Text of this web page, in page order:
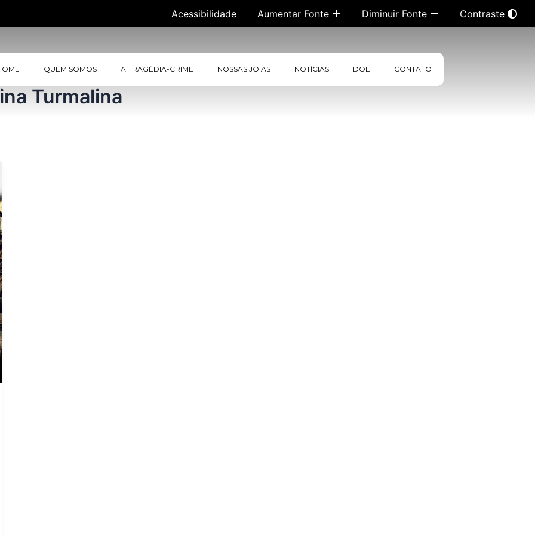
Acessibilidade Aumentar Fonte Diminuir Fonte Contraste
QUEM SOMOS A TRAGÉDIA-CRIME NOSSAS JÓIAS NOTÍCIAS DOE CONTATO
Turmalina